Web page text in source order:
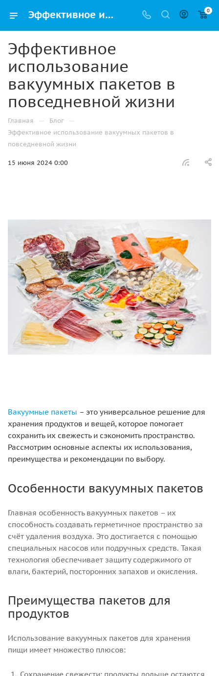
Эффективное использование вакуумных пакетов в повседневной жизни 0
Эффективное
использование
вакуумных пакетов в
повседневной жизни
Главная — Блог —
Эффективное использование вакуумных пакетов в
повседневной жизни
15 июня 2024 0:00
Вакуумные пакеты – это универсальное решение для
хранения продуктов и вещей, которое помогает
сохранить их свежесть и сэкономить пространство.
Рассмотрим основные аспекты их использования,
преимущества и рекомендации по выбору.
Особенности вакуумных пакетов
Главная особенность вакуумных пакетов – их
способность создавать герметичное пространство за
счёт удаления воздуха. Это достигается с помощью
специальных насосов или подручных средств. Такая
технология обеспечивает защиту содержимого от
влаги, бактерий, посторонних запахов и окисления.
Преимущества пакетов для
продуктов
Использование вакуумных пакетов для хранения
пищи имеет множество плюсов: